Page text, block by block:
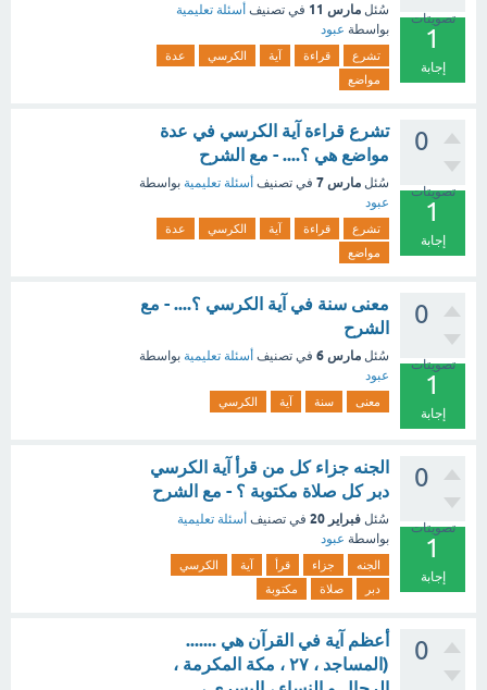
تصويتات
1
إجابة
سُئل مارس 11 في تصنيف أسئلة تعليمية
بواسطة عبود
تشرع قراءة آية الكرسي
عدة
مواضع
0
تصويتات
1
إجابة
تشرع قراءة آية الكرسي في عدة
مواضع هي ؟.... - مع الشرح
سُئل مارس 7 في تصنيف أسئلة تعليمية بواسطة
عبود
تشرع قراءة آية الكرسي
عدة
مواضع
0
تصويتات
1
إجابة
معنى سنة في آية الكرسي ؟.... - مع
الشرح
سُئل مارس 6 في تصنيف أسئلة تعليمية بواسطة
عبود
معنى سنة آية الكرسي
0
تصويتات
1
إجابة
الجنه جزاء كل من قرأ آية الكرسي
دبر كل صلاة مكتوبة ؟ - مع الشرح
سُئل فبراير 20 في تصنيف أسئلة تعليمية
بواسطة عبود
الجنه جزاء قرأ آية
الكرسي
دبر
صلاة مكتوبة
0
أعظم آية في القرآن هي .......
(المساجد ، ۲۷ ، مكة المكرمة ،